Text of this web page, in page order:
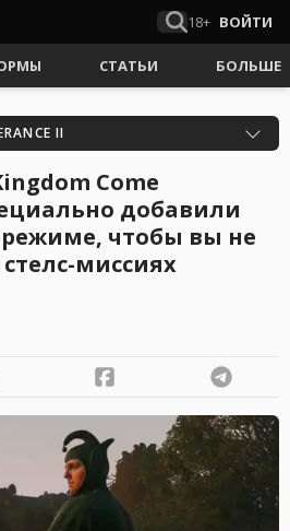
18+ ВОЙТИ
СТАТЬИ БОЛЬШЕ
II
Come
добавили
чтобы вы не
миссиях